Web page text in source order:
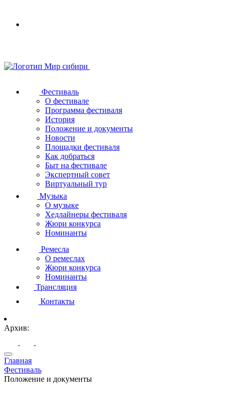
browser
Фестиваль
О фестивале
Программа фестиваля
История
Положение и документы
Новости
Площадки фестиваля
Как добраться
Быт на фестивале
Экспертный совет
Виртуальный тур
Музыка
О музыке
Хедлайнеры фестиваля
Жюри конкурса
Номинанты
Ремесла
О ремеслах
Жюри конкурса
Номинанты
Трансляция
Контакты
Архив:
Главная
Фестиваль
Положение и документы